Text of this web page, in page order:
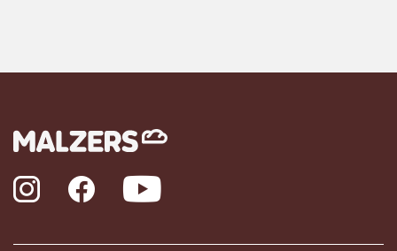
InstagramFacebook YouTube